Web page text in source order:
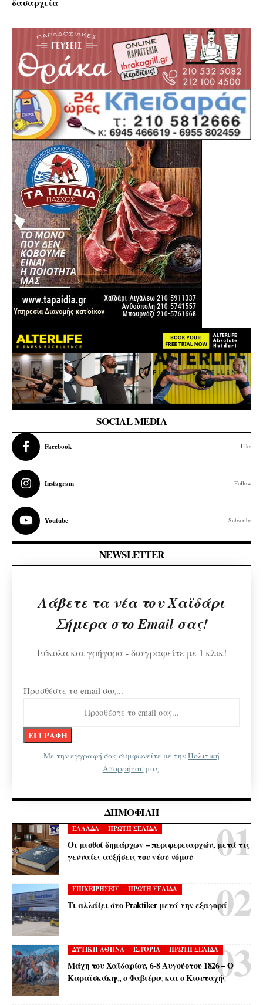
SOCIAL MEDIA
Facebook Like
Instagram Follow
Youtube Subscribe
NEWSLETTER
Λάβετε τα νέα του Χαϊδάρι
Σήμερα στο Email σας!
Εύκολα και γρήγορα - διαγραφείτε με 1 κλικ!
Προσθέστε το email σας...
Με την εγγραφή σας συμφωνείτε με τηνΠολιτική
Απορρήτου μας.
ΔΗΜΟΦΙΛΉ
ΕΛΛΑΔΑ ΠΡΩΤΗ ΣΕΛΙΔΑ
Οι μισθοί δημάρχων – περιφερειαρχών, μετά τις
γενναίες αυξήσεις του νέου νόμου
ΕΠΙΧΕΙΡΗΣΕΙΣ ΠΡΩΤΗ ΣΕΛΙΔΑ
Τι αλλάζει στο Praktiker μετά την εξαγορά
ΔΥΤΙΚΗ ΑΘΗΝΑ ΙΣΤΟΡΙΑ ΠΡΩΤΗ ΣΕΛΙΔΑ
Μάχη του Χαϊδαρίου, 6-8 Αυγούστου 1826 – Ο
Καραϊσκάκης, ο Φαβιέρος και ο Κιουταχής